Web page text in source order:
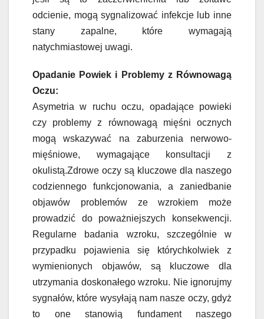
odcienie, mogą sygnalizować infekcje lub inne
stany zapalne, które wymagają
natychmiastowej uwagi.
Opadanie Powiek i Problemy z Równowagą
Oczu:
Asymetria w ruchu oczu, opadające powieki
czy problemy z równowagą mięśni ocznych
mogą wskazywać na zaburzenia nerwowo-
mięśniowe, wymagające konsultacji z
okulistą.Zdrowe oczy są kluczowe dla naszego
codziennego funkcjonowania, a zaniedbanie
objawów problemów ze wzrokiem może
prowadzić do poważniejszych konsekwencji.
Regularne badania wzroku, szczególnie w
przypadku pojawienia się którychkolwiek z
wymienionych objawów, są kluczowe dla
utrzymania doskonałego wzroku. Nie ignorujmy
sygnałów, które wysyłają nam nasze oczy, gdyż
to one stanowią fundament naszego